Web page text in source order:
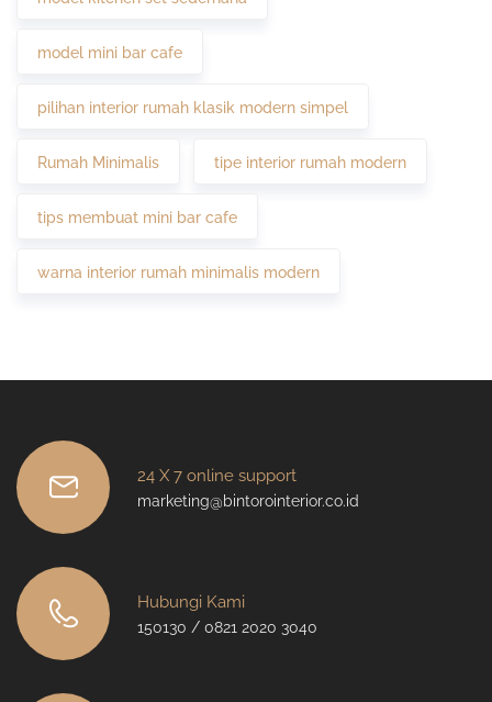
model mini bar cafe
pilihan interior rumah klasik modern simpel
Rumah Minimalis tipe interior rumah modern
tips membuat mini bar cafe
warna interior rumah minimalis modern
24 X 7 online support
marketing@bintorointerior.co.id
Hubungi Kami
150130 / 0821 2020 3040